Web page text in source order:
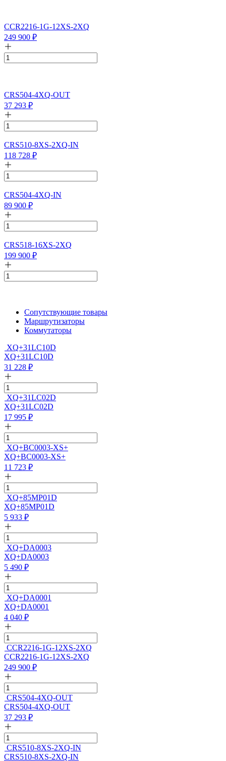
CCR2216-1G-12XS-2XQ
249 900 ₽
CRS504-4XQ-OUT
37 293 ₽
CRS510-8XS-2XQ-IN
118 728 ₽
CRS504-4XQ-IN
89 900 ₽
CRS518-16XS-2XQ
199 900 ₽
Сопутствующие товары
Маршрутизаторы
Коммутаторы
XQ+31LC10D
XQ+31LC10D
31 228 ₽
XQ+31LC02D
XQ+31LC02D
17 995 ₽
XQ+BC0003-XS+
XQ+BC0003-XS+
11 723 ₽
XQ+85MP01D
XQ+85MP01D
5 933 ₽
XQ+DA0003
XQ+DA0003
5 490 ₽
XQ+DA0001
XQ+DA0001
4 040 ₽
CCR2216-1G-12XS-2XQ
CCR2216-1G-12XS-2XQ
249 900 ₽
CRS504-4XQ-OUT
CRS504-4XQ-OUT
37 293 ₽
CRS510-8XS-2XQ-IN
CRS510-8XS-2XQ-IN